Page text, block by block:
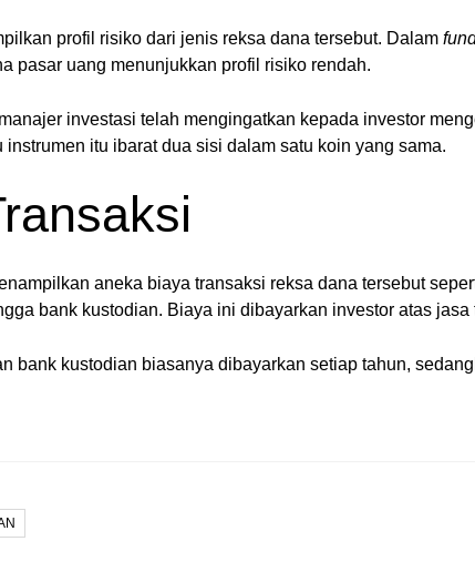
profil risiko dari jenis reksa dana tersebut. Dalam
pasar uang menunjukkan profil risiko rendah.
investasi telah mengingatkan kepada investor
instrumen itu ibarat dua sisi dalam satu koin yang sama.
aneka biaya transaksi reksa dana tersebut
bank kustodian. Biaya ini dibayarkan investor atas
bank kustodian biasanya dibayarkan setiap tahun,